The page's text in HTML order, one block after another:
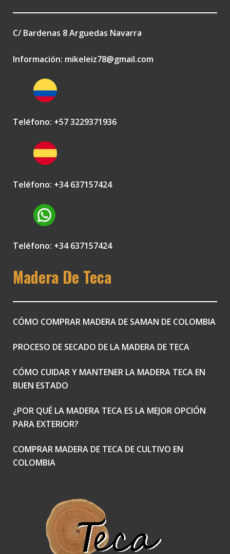
C/ Bardenas 8 Arguedas Navarra
Información: mikeleiz78@gmail.com
Teléfono: +57 3229371936
Teléfono: +34 637157424
Teléfono: +34 637157424
Madera De Teca
CÓMO COMPRAR MADERA DE SAMAN DE COLOMBIA
PROCESO DE SECADO DE LA MADERA DE TECA
CÓMO CUIDAR Y MANTENER LA MADERA TECA EN
BUEN ESTADO
¿POR QUÉ LA MADERA TECA ES LA MEJOR OPCIÓN
PARA EXTERIOR?
COMPRAR MADERA DE TECA DE CULTIVO EN
COLOMBIA